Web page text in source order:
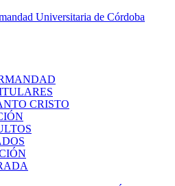
Universitaria de Córdoba
CRISTO